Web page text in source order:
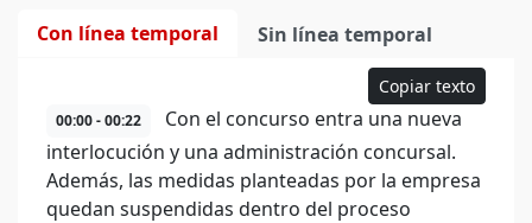
Con línea temporal Sin línea temporal
Copiar texto
00:00 - 00:22
Con el concurso entra una nueva
interlocución y una administración concursal.
Además, las medidas planteadas por la empresa
quedan suspendidas dentro del proceso